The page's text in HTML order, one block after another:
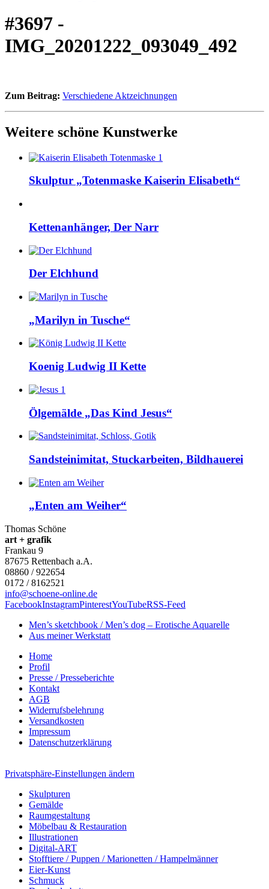
#3697 -
IMG_20201222_093049_492
Zum Beitrag: Verschiedene Aktzeichnungen
Weitere schöne Kunstwerke
Skulptur „Totenmaske Kaiserin Elisabeth“
Kettenanhänger, Der Narr
Der Elchhund
„Marilyn in Tusche“
Koenig Ludwig II Kette
Ölgemälde „Das Kind Jesus“
Sandsteinimitat, Stuckarbeiten, Bildhauerei
„Enten am Weiher“
Thomas Schöne
art + grafik
Frankau 9
87675 Rettenbach a.A.
08860 / 922654
0172 / 8162521
info@schoene-online.de
FacebookInstagramPinterestYouTubeRSS-Feed
Men’s sketchbook / Men’s dog – Erotische Aquarelle
Aus meiner Werkstatt
Home
Profil
Presse / Presseberichte
Kontakt
AGB
Widerrufsbelehrung
Versandkosten
Impressum
Datenschutzerklärung
Privatsphäre-Einstellungen ändern
Skulpturen
Gemälde
Raumgestaltung
Möbelbau & Restauration
Illustrationen
Digital-ART
Stofftiere / Puppen / Marionetten / Hampelmänner
Eier-Kunst
Schmuck